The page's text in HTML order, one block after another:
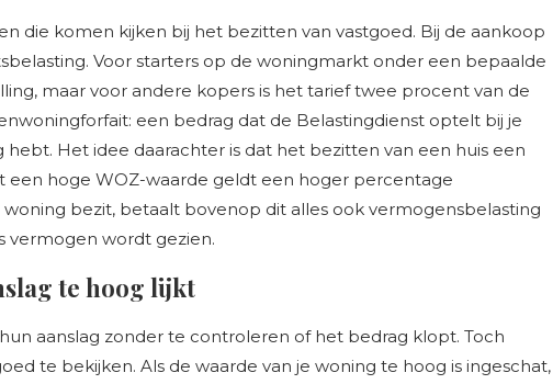
die komen kijken bij het bezitten van vastgoed. Bij de aankoop
Voor starters op de woningmarkt onder een bepaalde
maar voor andere kopers is het tarief twee procent van de
een bedrag dat de Belastingdienst optelt bij je
Het idee daarachter is dat het bezitten van een huis een
een hoge WOZ-waarde geldt een hoger percentage
bezit, betaalt bovenop dit alles ook vermogensbelasting
vermogen wordt gezien.
te hoog lijkt
aanslag zonder te controleren of het bedrag klopt. Toch
te bekijken. Als de waarde van je woning te hoog is ingeschat,